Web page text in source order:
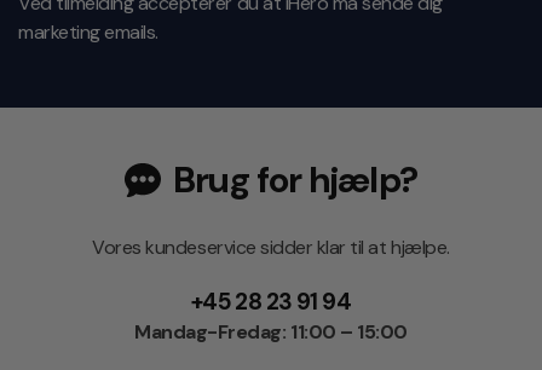
marketing emails.
Brug for hjælp?
Vores kundeservice sidder klar til at hjælpe.
+45 28 23 91 94
Mandag-Fredag: 11:00 – 15:00